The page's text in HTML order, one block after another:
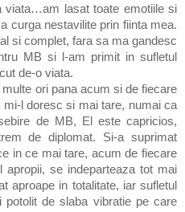
viata…am lasat toate emotiile si
curga nestavilite prin fiinta mea.
si complet, fara sa ma gandesc
MB si l-am primit in sufletul
de-o viata.
ori pana acum si de fiecare
l doresc si mai tare, numai ca
de MB, El este capricios,
de diplomat. Si-a suprimat
in ce mai tare, acum de fiecare
se indeparteaza tot mai
aproape in totalitate, iar sufletul
de slaba vibratie pe care